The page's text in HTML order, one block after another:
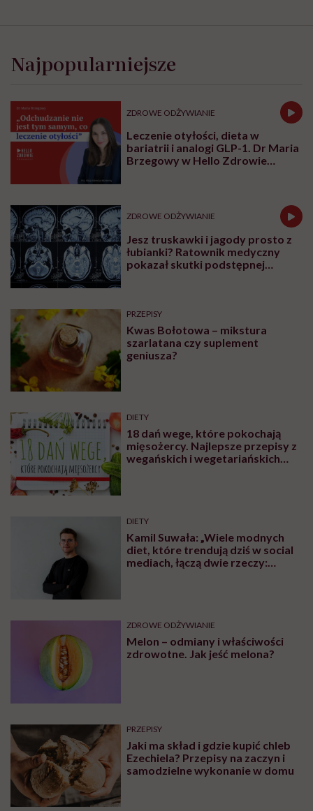
Ten odcinek to nie kolejna lista porad
dietetycznych, ale szczera rozmowa o relacji
z jedzeniem i ciałem. Taka, która może
naprawdę coś zmienić w naszych głowach.
Katarzyna Błażejewska-Stuhr, dietetyczka
kliniczna i psychodietetyczka, autorka
książki „Poradnik pozytywnego jedzenia.
Jak karmić się z miłością?” przekonuje, że
często „zapominamy o podstawowej,
pierwotnej funkcji jedzenia, jaką jest to, że
ono powinno nas odżywiać”.
Posłuchaj
Wysłuchasz w 66 min
podcastu
Posłuchaj nas również na:
Apple Podcasts
Rozdziały tego podcastu